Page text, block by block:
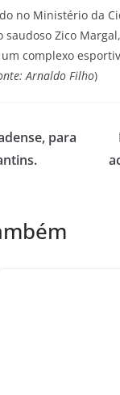
no Ministério da
Zico
complexo
Arnaldo Filho)
para